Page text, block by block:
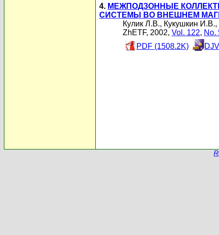
4. МЕЖПОДЗОННЫЕ
СИСТЕМЫ ВО ВНЕШНЕМ
Кулик Л.В., Кукушкин И.В.,
ZhETF, 2002, Vol. 122, No.
PDF (1508.2K)